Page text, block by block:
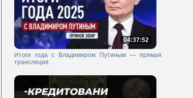
04:37:52
Итоги года с Владимиром Путиным — прямая
трансляция